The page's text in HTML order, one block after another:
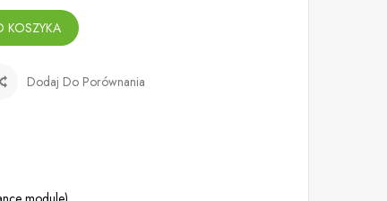
KOSZYKA
Dodaj Do Porównania